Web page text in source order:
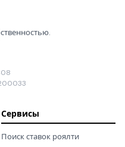
Сервисы
Поиск ставок роялти